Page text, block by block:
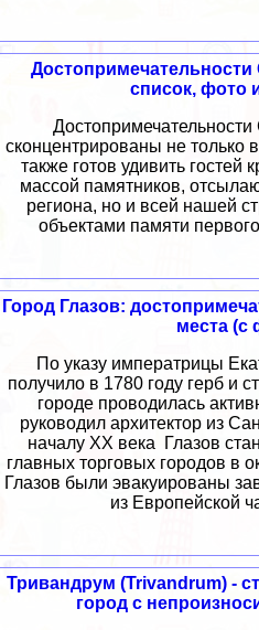
список, фото
сконцентрированы не только
также готов удивить
массой памятников,
региона, но и всей нашей
объектами памяти
Город Глазов:
места (с
По указу императрицы
получило в 1780 году герб и
городе проводилась
руководил архитектор из
началу XX века Глазов
главных торговых городов в
Глазов были эвакуированы
из Европейской
Тривандрум (Trivandrum) -
город с